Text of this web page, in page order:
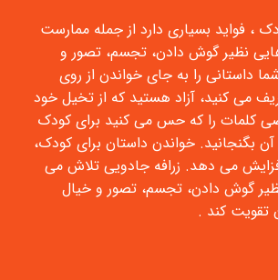
، فواید بسیاری دارد از جمله ممارست
نظیر گوش دادن، تجسم، تصور و
داستانی را به جای خواندن از روی
می کنید، آزاد هستید که از تخیل خود
کلمات را که حس می کنید برای کودک
بگنجانید. خواندن داستان برای کودک،
می دهد. زرافه جادویی تلاش می
گوش دادن، تجسم، تصور و خیال
تقویت کند .